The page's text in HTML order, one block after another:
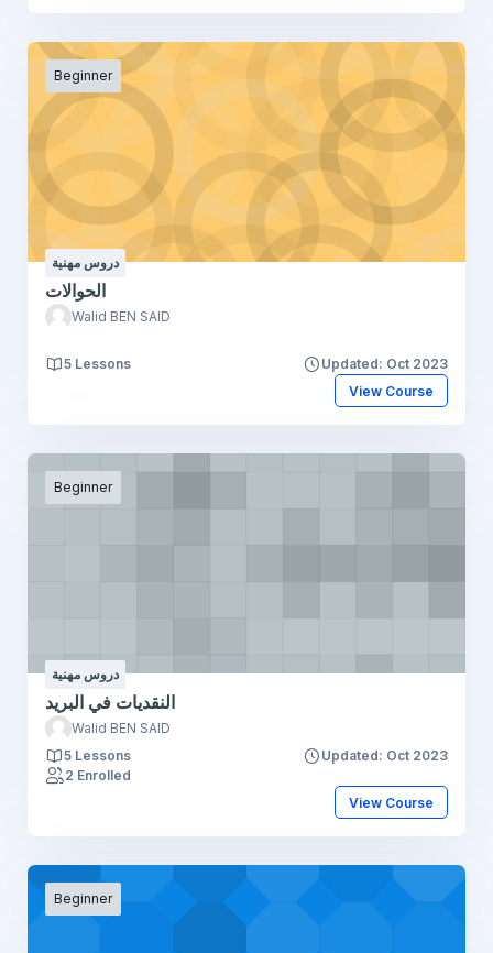
Beginner
دروس مهنية
الحوالات
Walid BEN SAID
5 Lessons
Updated: Oct 2023
View Course
Beginner
دروس مهنية
النقديات في البريد
Walid BEN SAID
5 Lessons
Updated: Oct 2023
2 Enrolled
View Course
Beginner